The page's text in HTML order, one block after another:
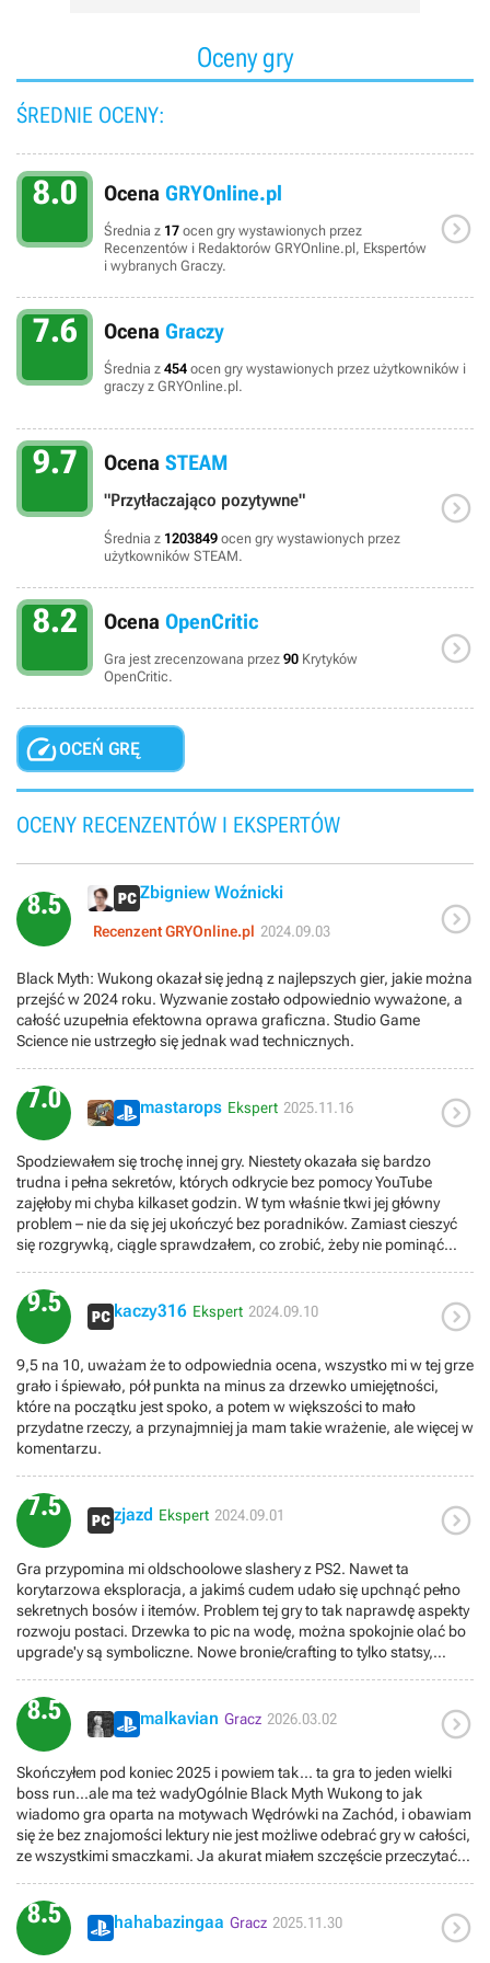
Oceny gry
ŚREDNIE OCENY:
8.0 Ocena GRYOnline.pl
Średnia z 17 ocen gry wystawionych przez
Recenzentów i Redaktorów GRYOnline.pl, Ekspertów
i wybranych Graczy.

7.6 Ocena Graczy
Średnia z 454 ocen gry wystawionych przez użytkowników i
graczy z GRYOnline.pl.
9.7 Ocena STEAM
"Przytłaczająco pozytywne"
Średnia z 1203849 ocen gry wystawionych przez
użytkowników STEAM.

8.2 Ocena OpenCritic
Gra jest zrecenzowana przez 90 Krytyków
OpenCritic.

OCEŃ GRĘ
OCENY RECENZENTÓW I EKSPERTÓW
8.5 Zbigniew Woźnicki
Recenzent GRYOnline.pl 2024.09.03 
Black Myth: Wukong okazał się jedną z najlepszych gier, jakie można
przejść w 2024 roku. Wyzwanie zostało odpowiednio wyważone, a
całość uzupełnia efektowna oprawa graficzna. Studio Game
Science nie ustrzegło się jednak wad technicznych.
7.0 mastarops Ekspert 2025.11.16 
Spodziewałem się trochę innej gry. Niestety okazała się bardzo
trudna i pełna sekretów, których odkrycie bez pomocy YouTube
zajęłoby mi chyba kilkaset godzin. W tym właśnie tkwi jej główny
problem – nie da się jej ukończyć bez poradników. Zamiast cieszyć
się rozgrywką, ciągle sprawdzałem, co zrobić, żeby nie pominąć
odblokowania nowych elementów. W sumie przeszedłem i
pokonałem wszystkich łącznie z ukrytymi poza Erlang
(reprezentował sobą wszystko czego nienawidzę w bosach - dużo
za długie comba, pasek tarczy, i parę innych głupot, za pierwszym
podejściem zostało mu jakieś 1/3 paska zdrowia, ale walka była na
tyle irytująca, że sobie odpuściłem).Gra chyba głównie dla
chińskiego odbiorcy, bo mam wrażenie, że zakłada jednak sporą
wiedzę w temacie mitologi chińskiej.
9.5 kaczy316 Ekspert 2024.09.10 
9,5 na 10, uważam że to odpowiednia ocena, wszystko mi w tej grze
grało i śpiewało, pół punkta na minus za drzewko umiejętności,
które na początku jest spoko, a potem w większości to mało
przydatne rzeczy, a przynajmniej ja mam takie wrażenie, ale więcej w
komentarzu.
7.5 zjazd Ekspert 2024.09.01 
Gra przypomina mi oldschoolowe slashery z PS2. Nawet ta
korytarzowa eksploracja, a jakimś cudem udało się upchnąć pełno
sekretnych bosów i itemów. Problem tej gry to tak naprawdę aspekty
rozwoju postaci. Drzewka to pic na wodę, można spokojnie olać bo
upgrade'y są symboliczne. Nowe bronie/crafting to tylko statsy,
samego comba... ER ma setki broni i ile różnych animacji, a tutaj
bieda. Bossowie są różni, niektórzy to nic specjalnego, a niektórzy
świetny design. Z poziomem trudności jest tak samo czasem za
pierwszym się przechodzi, czasem trzeba rozkminić walkę. Coś jest
też z samym dodgem, spamowanie go jest efektywne i można
unikać ciosów bez dobrego timingu. W soulsach zostaniemi trafieni
jak nie będzie dobry timing, może chodzi o to jaki dystans dodge
przemierza i jak mało staminy kosztuje. Lokacje są fajne, co dziwne
2 pierwsze są najgorsze więc dobrego pierwszego wrażenia nie ma.
Pomimo wielu wad, dla mnie główna to brak różnych
animacji/combo/itd nadal gra się fajnie. Gra raczej na raz, bo nie
widzę sensu testowania innego buildu. Może siądzie ludziom co
wykręcają coraz niższy czas przejścia. Może dodatek, bo przy takiej
8.5 malkavian Gracz 2026.03.02 
Skończyłem pod koniec 2025 i powiem tak... ta gra to jeden wielki
boss run...ale ma też wadyOgólnie Black Myth Wukong to jak
wiadomo gra oparta na motywach Wędrówki na Zachód, i obawiam
się że bez znajomości lektury nie jest możliwe odebrać gry w całości,
ze wszystkimi smaczkami. Ja akurat miałem szczęście przeczytać
Prawdę mówiąc słysząc o Trzech Klasykach Literatury Chińskiej
powiedziałbym że można spodziewać się czegoś bardzo
donośnego i patetycznego, jak Dzieje Trzech Królestw. Ale nie,
8.5 hahabazingaa Gracz 2025.11.30 